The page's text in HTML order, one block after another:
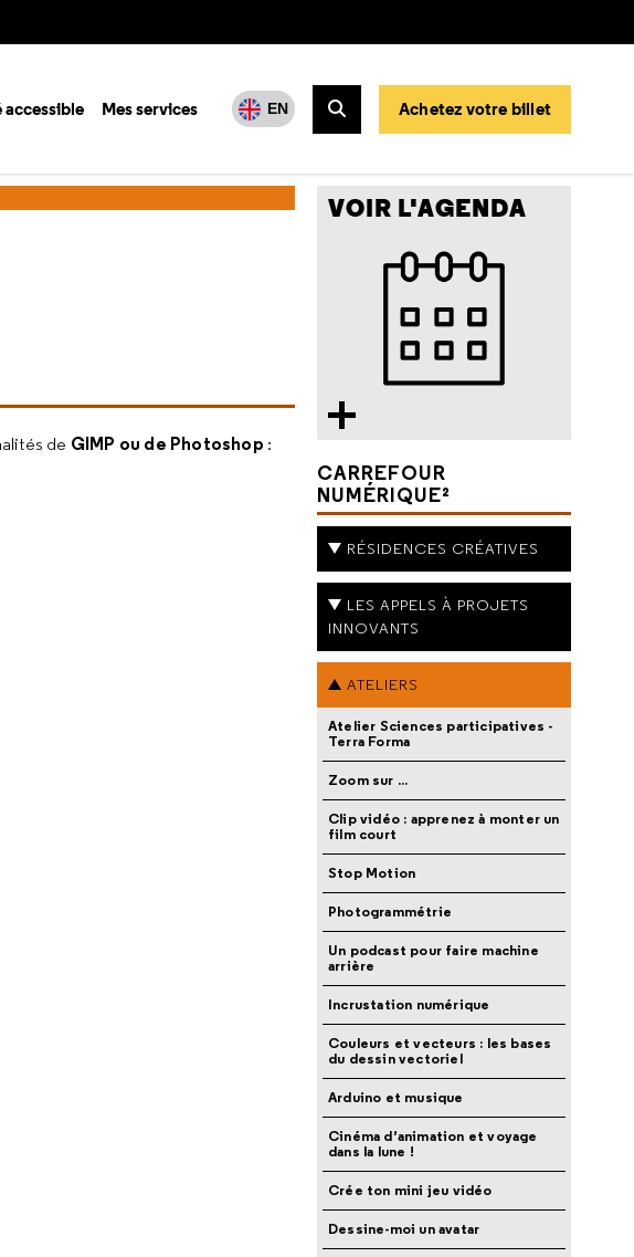
accessible Mes services EN
Rechercher
Achetez votre billet
de GIMP ou de Photoshop :
VOIR L'AGENDA
CARREFOUR
NUMÉRIQUE²
RÉSIDENCES CRÉATIVES
LES APPELS À PROJETS
INNOVANTS
ATELIERS
Atelier Sciences participatives -
Terra Forma
Zoom sur ...
Clip vidéo : apprenez à monter un
film court
Stop Motion
Photogrammétrie
Un podcast pour faire machine
arrière
Incrustation numérique
Couleurs et vecteurs : les bases
du dessin vectoriel
Arduino et musique
Cinéma d’animation et voyage
dans la lune !
Crée ton mini jeu vidéo
Dessine-moi un avatar